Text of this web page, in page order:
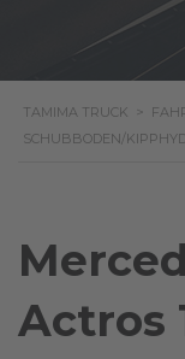
TAMIMA TRUCK >
SCHUBBODEN/
Actros